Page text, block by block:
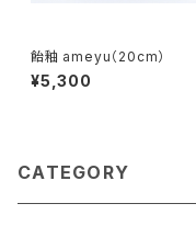
飴釉 ameyu（20cm）
¥5,300
CATEGORY